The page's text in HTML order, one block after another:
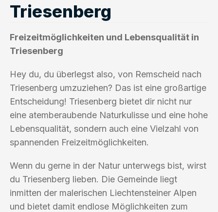
Triesenberg
Freizeitmöglichkeiten und Lebensqualität in
Triesenberg
Hey du, du überlegst also, von Remscheid nach
Triesenberg umzuziehen? Das ist eine großartige
Entscheidung! Triesenberg bietet dir nicht nur
eine atemberaubende Naturkulisse und eine hohe
Lebensqualität, sondern auch eine Vielzahl von
spannenden Freizeitmöglichkeiten.
Wenn du gerne in der Natur unterwegs bist, wirst
du Triesenberg lieben. Die Gemeinde liegt
inmitten der malerischen Liechtensteiner Alpen
und bietet damit endlose Möglichkeiten zum